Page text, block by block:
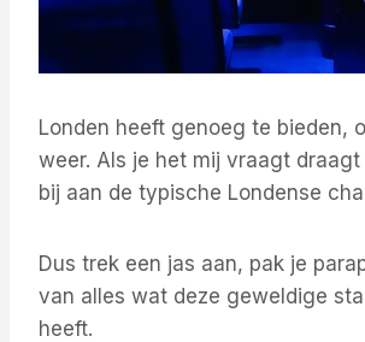
Londen heeft genoeg te bieden,
weer. Als je het mij vraagt
bij aan de typische Londense
Dus trek een jas aan, pak je
van alles wat deze geweldige
heeft.